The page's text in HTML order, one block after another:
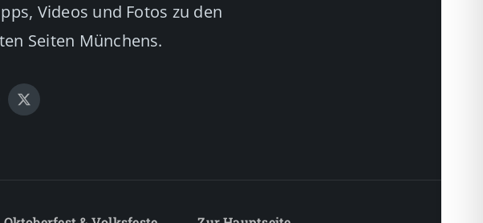
Videos und Fotos zu den
Seiten Münchens.